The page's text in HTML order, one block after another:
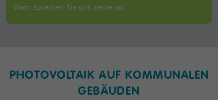
Dann sprechen Sie uns gerne an!
PHOTOVOLTAIK AUF KOMMUNALEN
GEBÄUDEN